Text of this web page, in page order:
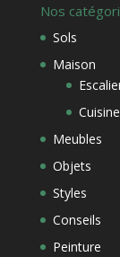
Nos
Sols
Maison
Cuisine
Meubles
Objets
Styles
Conseils
Peinture